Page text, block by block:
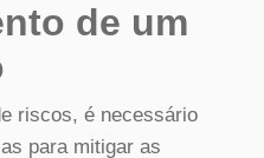
de um
riscos, é necessário
para mitigar as